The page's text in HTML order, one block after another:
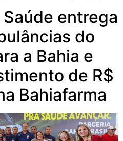
entrega
do
a Bahia e
de R$
Bahiafarma